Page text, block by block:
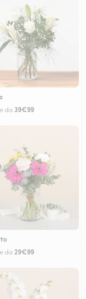
da 39€99
da 29€99